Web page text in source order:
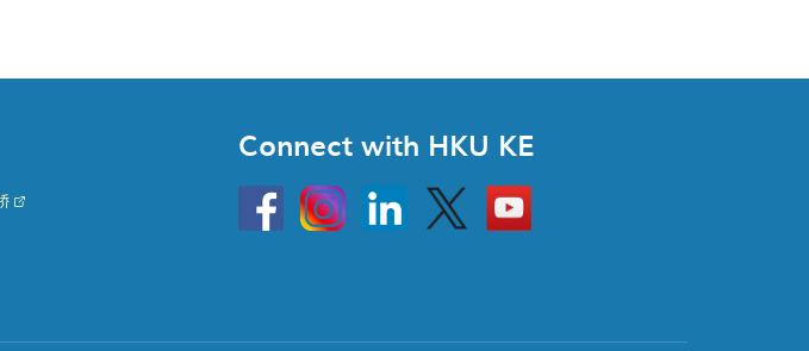
Connect with HKU KE
HKU
InstagramLinkedin Twitter
Go
to
HKU